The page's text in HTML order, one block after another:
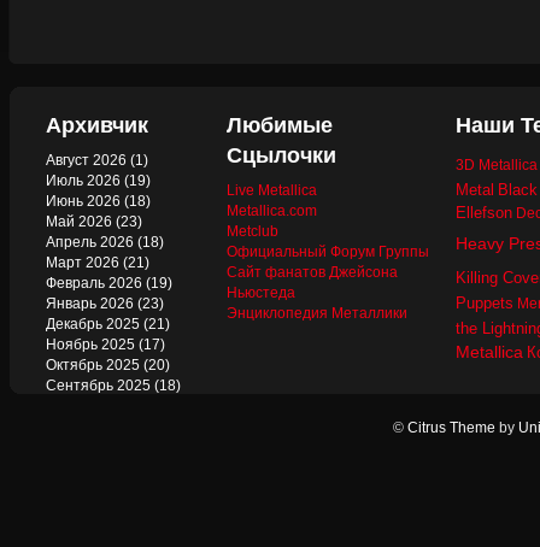
Архивчик
Август 2026 (1)
Июль 2026 (19)
Июнь 2026 (18)
Май 2026 (23)
Апрель 2026 (18)
Март 2026 (21)
Февраль 2026 (19)
Январь 2026 (23)
Декабрь 2025 (21)
Ноябрь 2025 (17)
Октябрь 2025 (20)
Сентябрь 2025 (18)
Любимые
Сцылочки
Live Metallica
Metallica.com
Metclub
Официальный Форум Группы
Сайт фанатов Джейсона
Ньюстеда
Энциклопедия Металлики
Наши
3D
Metal
Ellefson
Heavy
Killing
Puppets
the
Metallica
© Citrus Theme by